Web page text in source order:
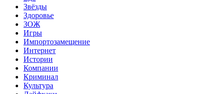
Звёзды
Здоровье
ЗОЖ
Игры
Импортозамещение
Интернет
Истории
Компании
Криминал
Культура